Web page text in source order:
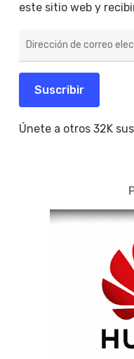
este sitio web y
electrónico
Suscribir
Únete a otros 32K